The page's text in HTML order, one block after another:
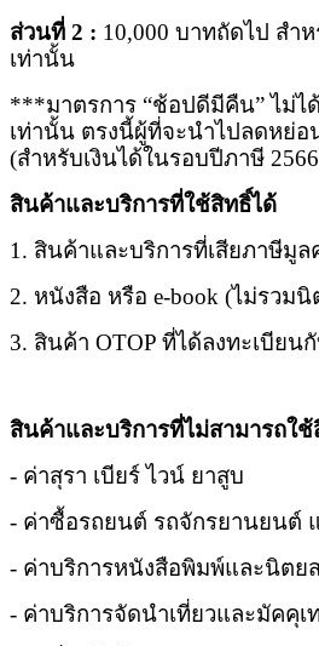
ส่วนที่ 2 : 10,000 บาทถัดไป สำ
เท่านั้น
***มาตรการ “ช้อปดีมีคืน” ไม่ไ
เท่านั้น ตรงนี้ผู้ที่จะนำไปลดหย่
(สำหรับเงินได้ในรอบปีภาษี
สินค้าและบริการที่ใช้สิทธิ์ได้
1. สินค้าและบริการที่เสียภาษีมูล
2. หนังสือ หรือ e-book (ไม่รวม
3. สินค้า OTOP ที่ได้ลงทะเบีย
สินค้าและบริการที่ไม่สามารถใช้
- ค่าสุรา เบียร์ ไวน์ ยาสูบ
- ค่าซื้อรถยนต์ รถจักรยานยนต์
- ค่าบริการหนังสือพิมพ์และนิตย
- ค่าบริการจัดนำเที่ยวและมัคคุเ